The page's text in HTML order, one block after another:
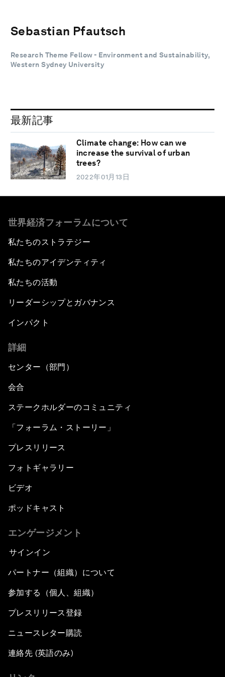
Sebastian Pfautsch
Research Theme Fellow - Environment and Sustainability,
Western Sydney University
最新記事
Climate change: How can we
increase the survival of urban
trees?
2022年01月13日
世界経済フォーラムについて
私たちのストラテジー
私たちのアイデンティティ
私たちの活動
リーダーシップとガバナンス
インパクト
詳細
センター（部門）
会合
ステークホルダーのコミュニティ
「フォーラム・ストーリー」
プレスリリース
フォトギャラリー
ビデオ
ポッドキャスト
エンゲージメント
サインイン
パートナー（組織）について
参加する（個人、組織）
プレスリリース登録
ニュースレター購読
連絡先 (英語のみ)